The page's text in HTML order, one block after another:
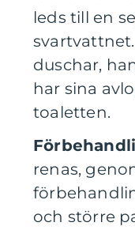
leds till en
duschar,
har sina
toaletten.
renas,
och större